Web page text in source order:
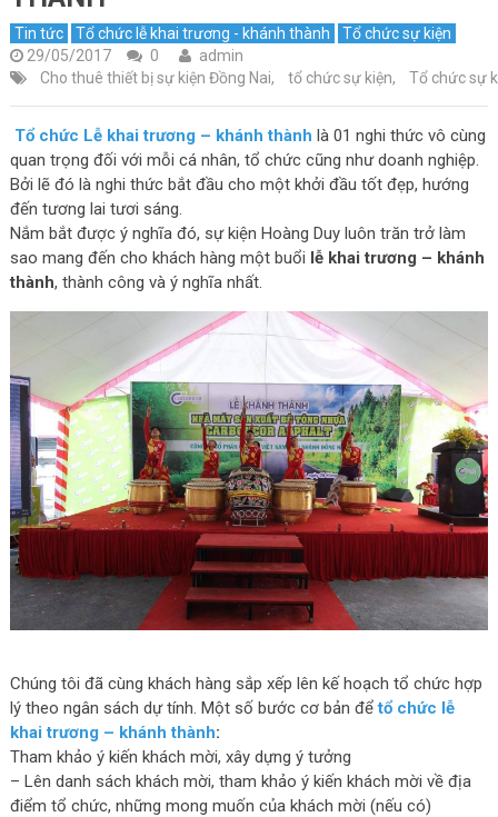
Tin tức Tổ chức lễ khai trương - khánh thành
Tổ chức sự kiện
29/05/2017
0
admin
Cho thuê thiết bị sự kiện Đồng Nai, tổ chức sự kiện, Tổ chức sự
Tổ chức Lễ khai trương – khánh thành là 01 nghi thức vô cùng
quan trọng đối với mỗi cá nhân, tổ chức cũng như doanh nghiệp.
Bởi lẽ đó là nghi thức bắt đầu cho một khởi đầu tốt đẹp, hướng
đến tương lai tươi sáng.
Nắm bắt được ý nghĩa đó, sự kiện Hoàng Duy luôn trăn trở làm
sao mang đến cho khách hàng một buổi lễ khai trương – khánh
thành, thành công và ý nghĩa nhất.
Chúng tôi đã cùng khách hàng sắp xếp lên kế hoạch tổ chức hợp
lý theo ngân sách dự tính. Một số bước cơ bản đểtổ chức lễ
khai trương – khánh thành:
Tham khảo ý kiến khách mời, xây dựng ý tưởng
– Lên danh sách khách mời, tham khảo ý kiến khách mời về địa
điểm tổ chức, những mong muốn của khách mời (nếu có)